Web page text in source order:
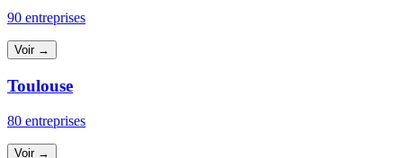
90 entreprises
Voir →
Toulouse
80 entreprises
Voir →